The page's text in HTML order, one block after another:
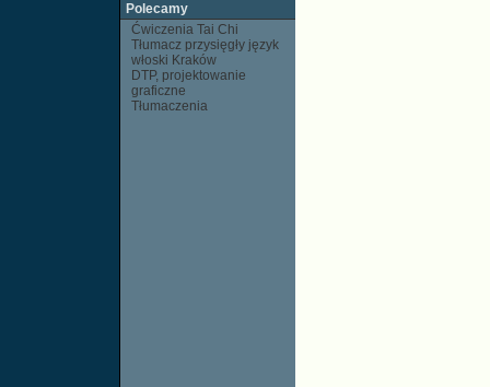
Polecamy
Ćwiczenia Tai Chi
Tłumacz przysięgły język
włoski Kraków
DTP, projektowanie
graficzne
Tłumaczenia